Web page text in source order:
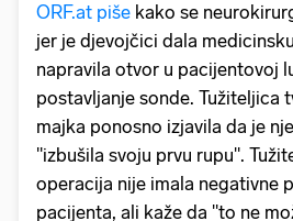
ORF.at piše kako se
jer je djevojčici dala
napravila otvor u pacijentovoj
postavljanje sonde. Tužiteljica
majka ponosno izjavila da je
"izbušila svoju prvu rupu".
operacija nije imala negativne
pacijenta, ali kaže da "to ne